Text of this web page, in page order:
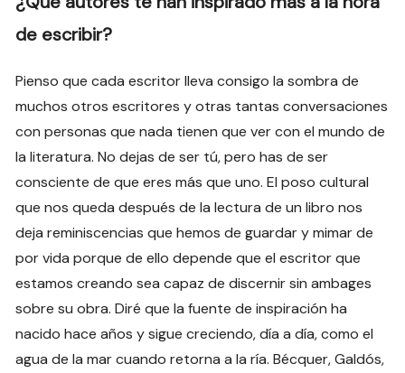
de escribir?
Pienso que cada escritor lleva consigo la sombra de
muchos otros escritores y otras tantas conversaciones
con personas que nada tienen que ver con el mundo de
la literatura. No dejas de ser tú, pero has de ser
consciente de que eres más que uno. El poso cultural
que nos queda después de la lectura de un libro nos
deja reminiscencias que hemos de guardar y mimar de
por vida porque de ello depende que el escritor que
estamos creando sea capaz de discernir sin ambages
sobre su obra. Diré que la fuente de inspiración ha
nacido hace años y sigue creciendo, día a día, como el
agua de la mar cuando retorna a la ría. Bécquer, Galdós,